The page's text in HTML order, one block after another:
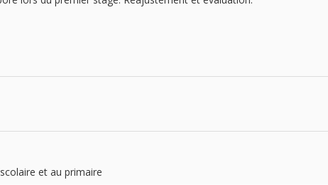
et au primaire